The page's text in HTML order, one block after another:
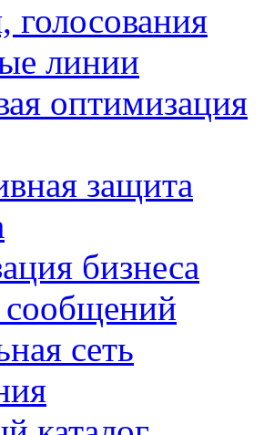
линии
оптимизация
защита
бизнеса
сеть